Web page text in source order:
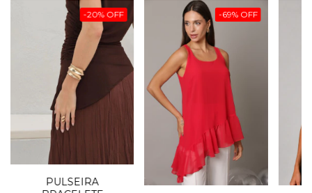
-20% OFF
PULSEIRA
-69% OFF